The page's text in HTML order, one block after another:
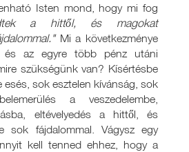
Isten mond, hogy mi fog
a hittől, és magokat
Mi a következménye
és az egyre több pénz utáni
szükségünk van? Kísértésbe
esés, sok esztelen kívánság, sok
a veszedelembe,
eltévelyedés a hittől, és
sok fájdalommal. Vágysz egy
kell tenned ehhez, hogy a